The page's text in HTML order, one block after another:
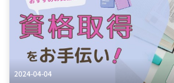
2024-04-04